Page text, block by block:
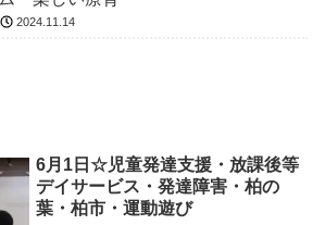
2024.11.14
6月1日☆児童発達支援・放課後等
デイサービス・発達障害・柏の
葉・柏市・運動遊び